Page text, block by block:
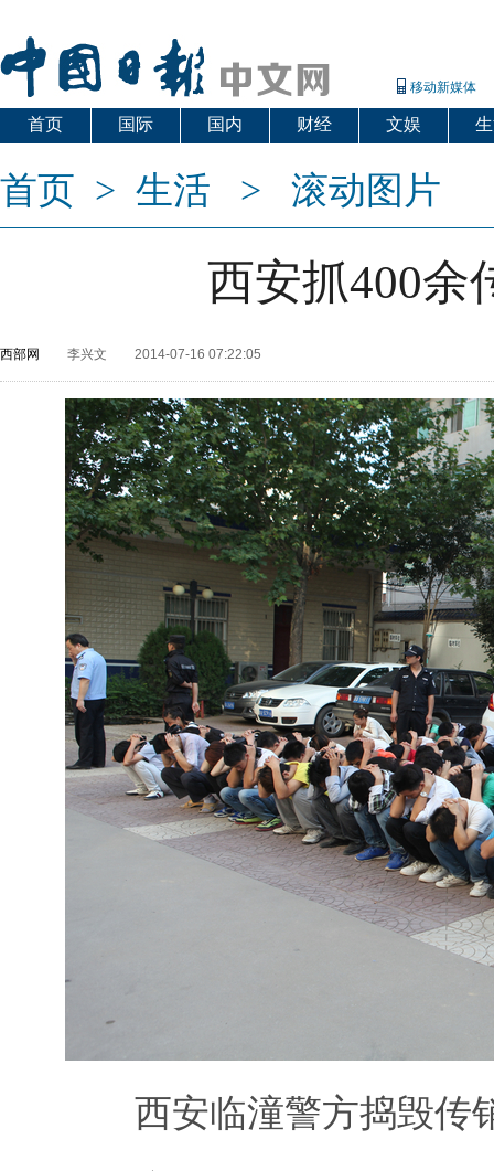
移动新媒体
首页 国际 国内 财经 文娱
首页 > 生活 > 滚动图片
西安抓400余
西部网 李兴文 2014-07-16 07:22:05
西安临潼警方捣毁传